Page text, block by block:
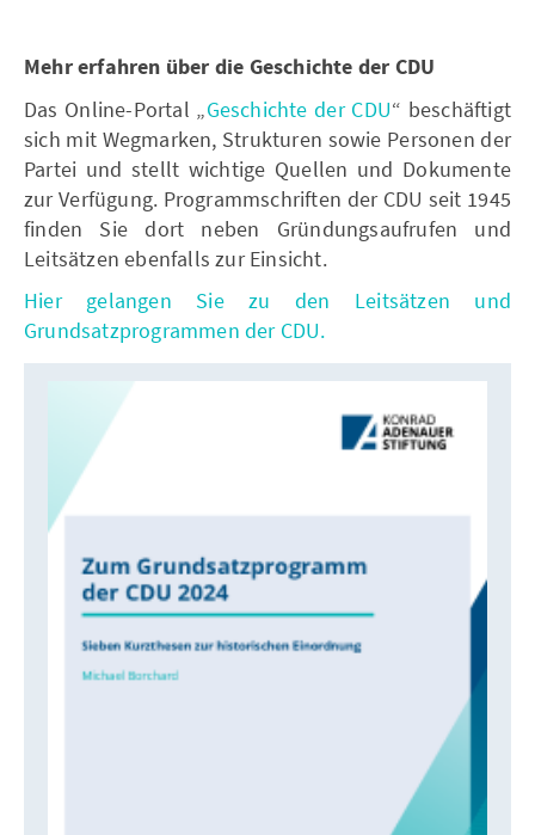
Mehr erfahren über die Geschichte der CDU
Das Online-Portal „Geschichte der CDU“ beschäftigt
sich mit Wegmarken, Strukturen sowie Personen der
Partei und stellt wichtige Quellen und Dokumente
zur Verfügung. Programmschriften der CDU seit 1945
finden Sie dort neben Gründungsaufrufen und
Leitsätzen ebenfalls zur Einsicht.
Hier gelangen Sie zu den Leitsätzen und
Grundsatzprogrammen der CDU.